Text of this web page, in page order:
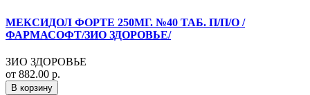
МЕКСИДОЛ ФОРТЕ 250МГ. №40 ТАБ. П/П/О /
ФАРМАСОФТ/ЗИО ЗДОРОВЬЕ/
ЗИО ЗДОРОВЬЕ
от 882.00 р.
В корзину